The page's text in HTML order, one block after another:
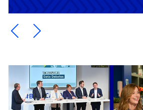
Ein Element zurück blättern
Ein Element weiter blättern